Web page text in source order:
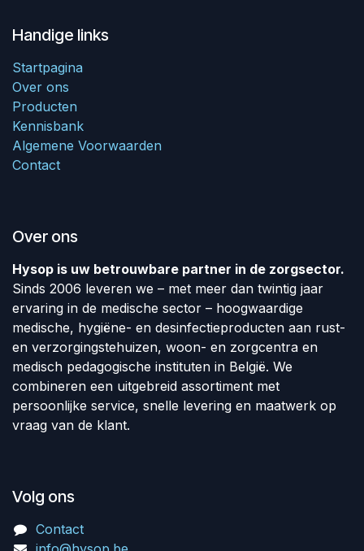
Handige links
Startpagina
Over ons
Producten
Kennisbank
Algemene Voorwaarden
Contact
Over ons
Hysop is uw betrouwbare partner in de zorgsector.
Sinds 2006 leveren we – met meer dan twintig jaar
ervaring in de medische sector – hoogwaardige
medische, hygiëne- en desinfectieproducten aan rust-
en verzorgingstehuizen, woon- en zorgcentra en
medisch pedagogische instituten in België. We
combineren een uitgebreid assortiment met
persoonlijke service, snelle levering en maatwerk op
vraag van de klant.
Volg ons
Contact